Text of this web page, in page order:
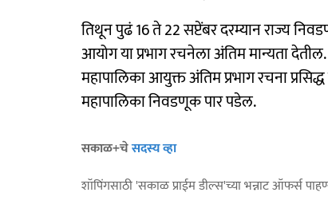
तिथून पुढं 16 ते 22 सप्टेंबर दरम्यान राज्य
आयोग या प्रभाग रचनेला अंतिम मान्यता
महापालिका आयुक्त अंतिम प्रभाग रचना
महापालिका निवडणूक पार पडेल.
सकाळ+चेसदस्य व्हा
शॉपिंगसाठी 'सकाळ प्राईम डील्स'च्या भन्नाट ऑफर्स